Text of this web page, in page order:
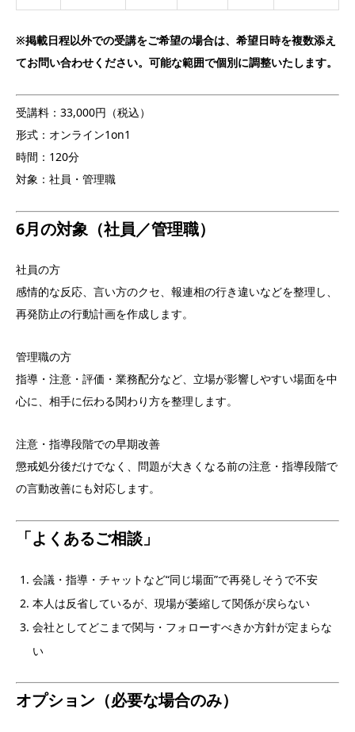
※掲載日程以外での受講をご希望の場合は、希望日時を複数添え
てお問い合わせください。可能な範囲で個別に調整いたします。
受講料：33,000円（税込）
形式：オンライン1on1
時間：120分
対象：社員・管理職
6月の対象（社員／管理職）
社員の方
感情的な反応、言い方のクセ、報連相の行き違いなどを整理し、
再発防止の行動計画を作成します。
管理職の方
指導・注意・評価・業務配分など、立場が影響しやすい場面を中
心に、相手に伝わる関わり方を整理します。
注意・指導段階での早期改善
懲戒処分後だけでなく、問題が大きくなる前の注意・指導段階で
の言動改善にも対応します。
「よくあるご相談」
会議・指導・チャットなど“同じ場面”で再発しそうで不安
本人は反省しているが、現場が萎縮して関係が戻らない
会社としてどこまで関与・フォローすべきか方針が定まらな
い
オプション（必要な場合のみ）